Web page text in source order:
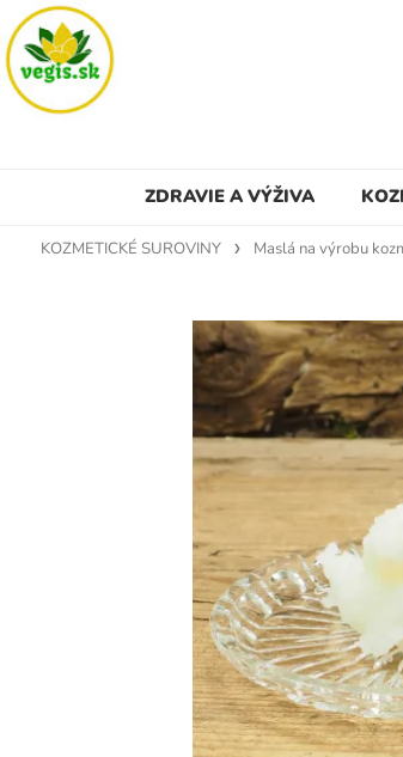
ZDRAVIE A VÝŽIVA
KOZMETICKÉ SUROVINY Maslá na výrobu